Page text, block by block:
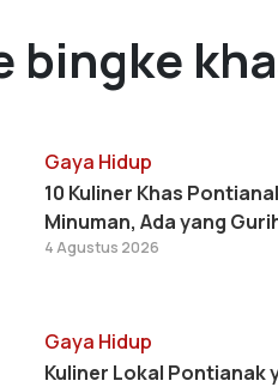
bingke
Gaya Hidup
10 Kuliner Khas
Minuman, Ada yang
4 Agustus 2026
Gaya Hidup
Kuliner Lokal Pontianak